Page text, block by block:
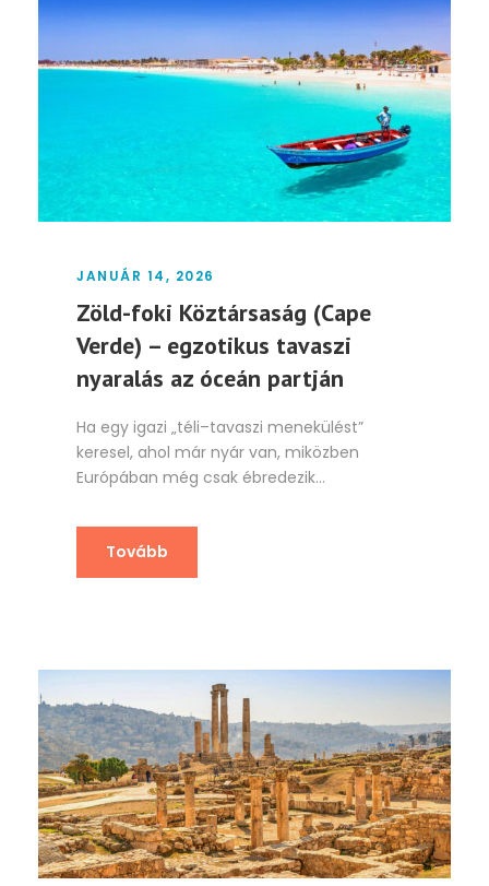
JANUÁR 14, 2026
Zöld-foki Köztársaság (Cape
Verde) – egzotikus tavaszi
nyaralás az óceán partján
Ha egy igazi „téli–tavaszi menekülést”
keresel, ahol már nyár van, miközben
Európában még csak ébredezik...
Tovább